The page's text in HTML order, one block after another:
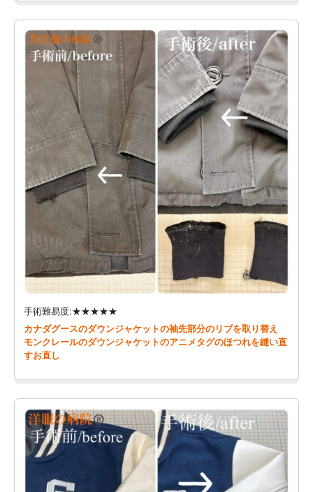
手術難易度:★★★★★
カナダグースのダウンジャケットの袖先部分のリブを取り替え
モンクレールのダウンジャケットのアニメタグのほつれを縫い直
すお直し